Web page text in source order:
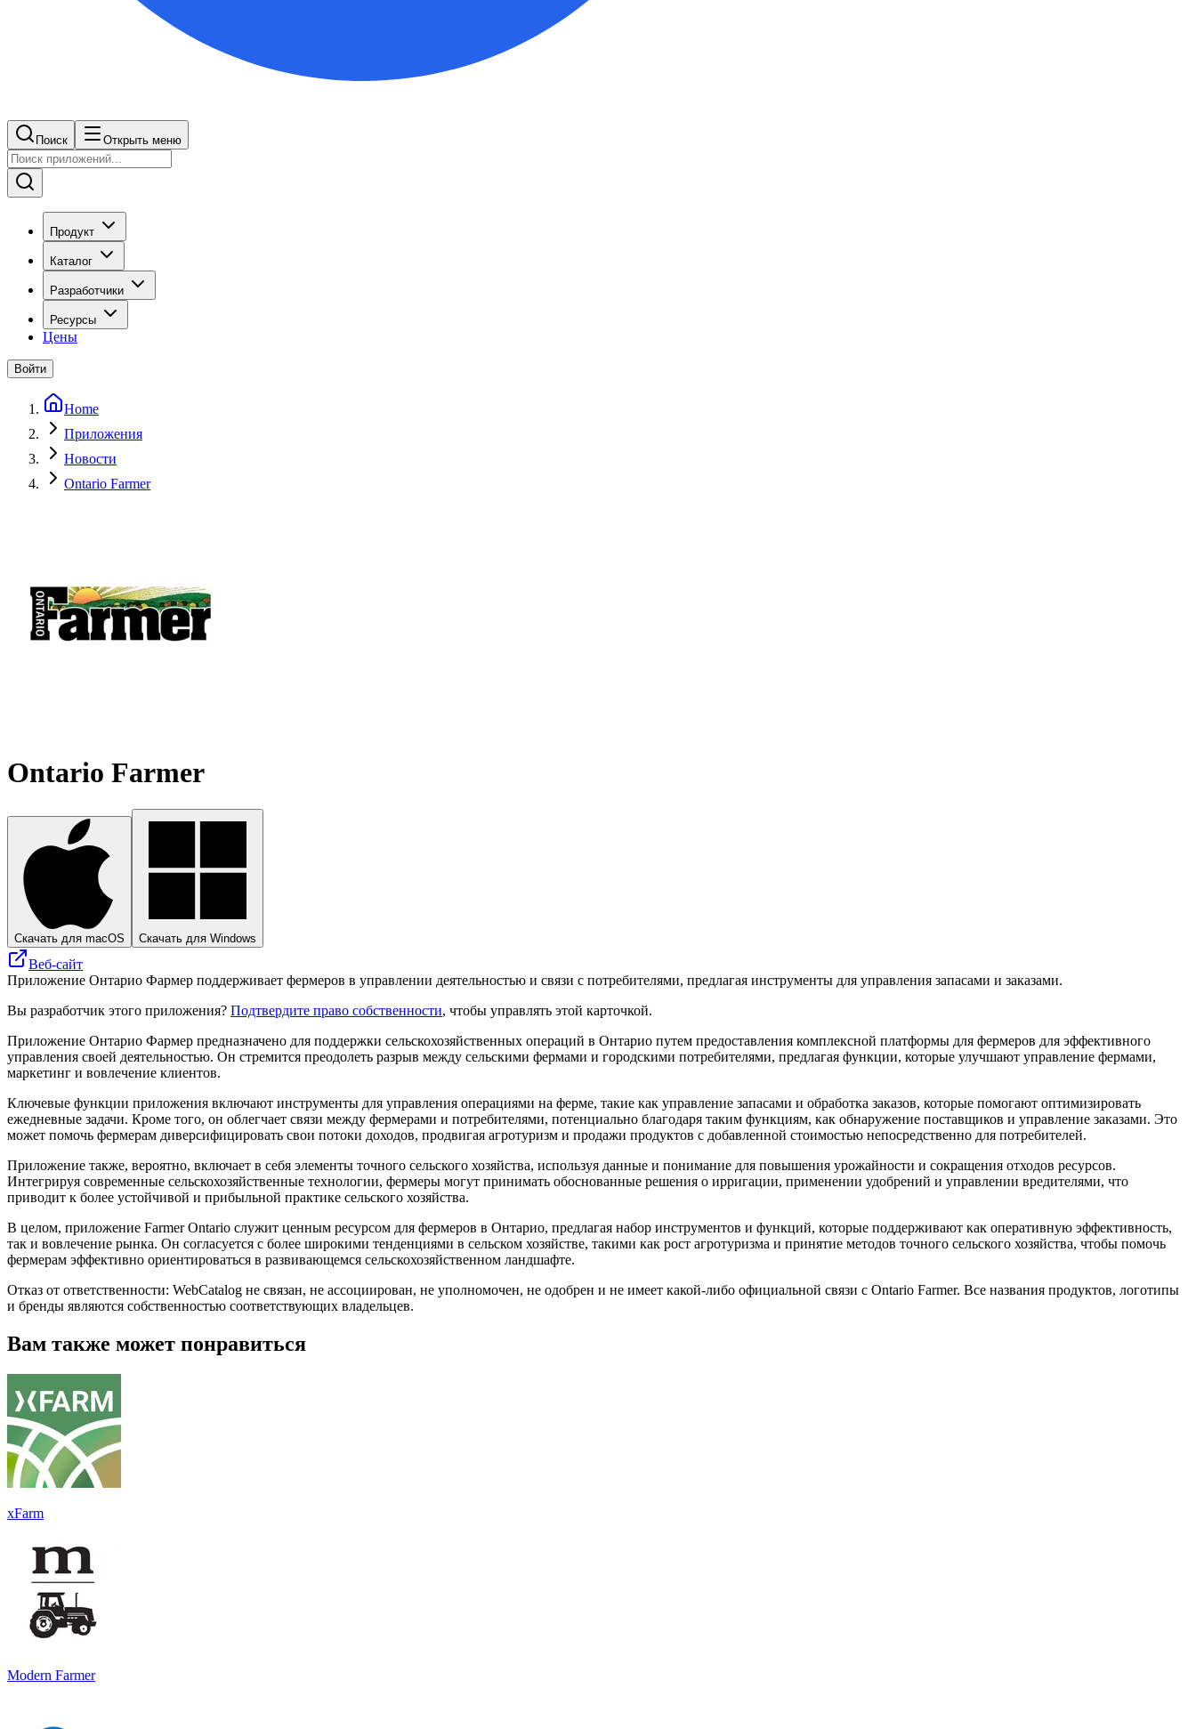
Поиск Открыть меню
Продукт
Каталог
Разработчики
Ресурсы
Цены
Войти
Home
Приложения
Новости
Ontario Farmer
Ontario Farmer
Скачать для macOS Скачать для Windows
Веб-сайт
Приложение Онтарио Фармер поддерживает фермеров в управлении деятельностью и связи с потребителями, предлагая инструменты для управления запасами и заказами.
Вы разработчик этого приложения? Подтвердите право собственности, чтобы управлять этой карточкой.
Приложение Онтарио Фармер предназначено для поддержки сельскохозяйственных операций в Онтарио путем предоставления комплексной платформы для фермеров для эффективного
управления своей деятельностью. Он стремится преодолеть разрыв между сельскими фермами и городскими потребителями, предлагая функции, которые улучшают управление фермами,
маркетинг и вовлечение клиентов.
Ключевые функции приложения включают инструменты для управления операциями на ферме, такие как управление запасами и обработка заказов, которые помогают оптимизировать
ежедневные задачи. Кроме того, он облегчает связи между фермерами и потребителями, потенциально благодаря таким функциям, как обнаружение поставщиков и управление заказами. Это
может помочь фермерам диверсифицировать свои потоки доходов, продвигая агротуризм и продажи продуктов с добавленной стоимостью непосредственно для потребителей.
Приложение также, вероятно, включает в себя элементы точного сельского хозяйства, используя данные и понимание для повышения урожайности и сокращения отходов ресурсов.
Интегрируя современные сельскохозяйственные технологии, фермеры могут принимать обоснованные решения о ирригации, применении удобрений и управлении вредителями, что
приводит к более устойчивой и прибыльной практике сельского хозяйства.
В целом, приложение Farmer Ontario служит ценным ресурсом для фермеров в Онтарио, предлагая набор инструментов и функций, которые поддерживают как оперативную эффективность,
так и вовлечение рынка. Он согласуется с более широкими тенденциями в сельском хозяйстве, такими как рост агротуризма и принятие методов точного сельского хозяйства, чтобы помочь
фермерам эффективно ориентироваться в развивающемся сельскохозяйственном ландшафте.
Отказ от ответственности: WebCatalog не связан, не ассоциирован, не уполномочен, не одобрен и не имеет какой-либо официальной связи с Ontario Farmer. Все названия продуктов, логотипы
и бренды являются собственностью соответствующих владельцев.
Вам также может понравиться
xFarm
Modern Farmer